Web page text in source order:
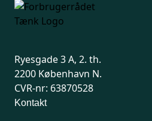
Ryesgade 3 A, 2. th.
2200 København N.
CVR-nr: 63870528
Kontakt